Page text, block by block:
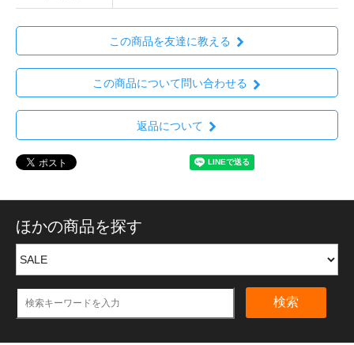
この商品を友達に教える
この商品について問い合わせる
返品について
ほかの商品を探す
検索